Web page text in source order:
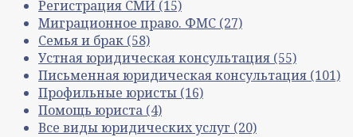
Регистрация СМИ (15)
Миграционное право. ФМС (27)
Семья и брак (58)
Устная юридическая консультация (55)
Письменная юридическая консультация (101)
Профильные юристы (16)
Помощь юриста (4)
Все виды юридических услуг (20)